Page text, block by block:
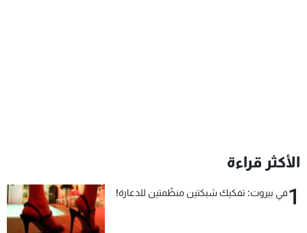
الأكثر قراءة
1في بيروت: تفكيك شبكتين منظّمتين للدعارة!